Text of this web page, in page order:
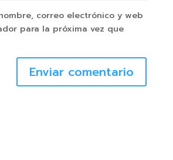
correo electrónico y web
para la próxima vez que
Enviar comentario